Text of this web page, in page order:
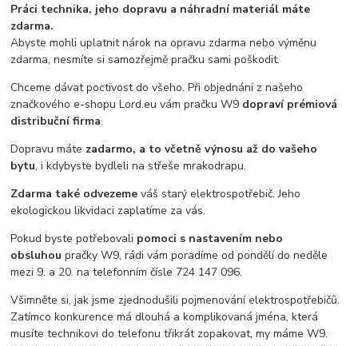
Práci technika, jeho dopravu a náhradní materiál máte
zdarma.
Abyste mohli uplatnit nárok na opravu zdarma nebo výměnu
zdarma, nesmíte si samozřejmě pračku sami poškodit.
Chceme dávat poctivost do všeho. Při objednání z našeho
značkového e-shopu Lord.eu vám pračku W9 dopraví prémiová
distribuční firma.
Dopravu máte zadarmo, a to včetně výnosu až do vašeho
bytu, i kdybyste bydleli na střeše mrakodrapu.
Zdarma také odvezeme váš starý elektrospotřebič. Jeho
ekologickou likvidaci zaplatíme za vás.
Pokud byste potřebovali pomoci s nastavením nebo
obsluhou pračky W9, rádi vám poradíme od pondělí do neděle
mezi 9. a 20. na telefonním čísle 724 147 096.
Všimněte si, jak jsme zjednodušili pojmenování elektrospotřebičů.
Zatímco konkurence má dlouhá a komplikovaná jména, která
musíte technikovi do telefonu třikrát zopakovat, my máme W9.